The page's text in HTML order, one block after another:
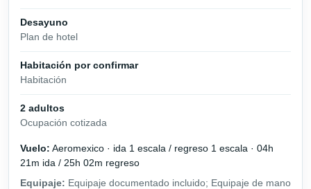
Desayuno
Plan de hotel
Habitación por confirmar
Habitación
2 adultos
Ocupación cotizada
Vuelo: Aeromexico · ida 1 escala / regreso 1 escala · 04h
21m ida / 25h 02m regreso
Equipaje: Equipaje documentado incluido; Equipaje de mano